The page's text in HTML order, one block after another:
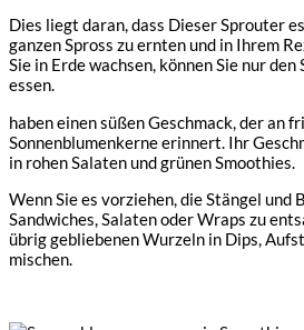
Dies liegt daran, dass Dieser Sprouter
ganzen Spross zu ernten und in Ihrem
Sie in Erde wachsen, können Sie nur
essen.
haben einen süßen Geschmack, der an
Sonnenblumenkerne erinnert. Ihr
in rohen Salaten und grünen Smoothies.
Wenn Sie es vorziehen, die Stängel
Sandwiches, Salaten oder Wraps zu
übrig gebliebenen Wurzeln in Dips,
mischen.